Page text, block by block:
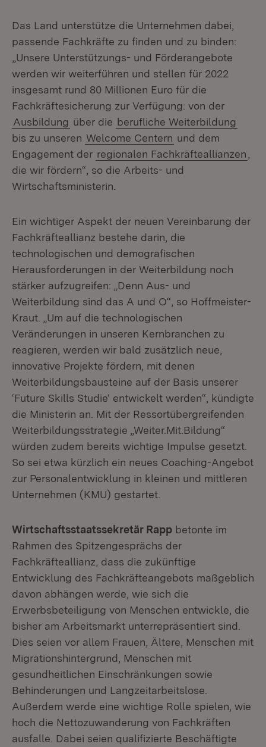
Das Land unterstütze die Unternehmen dabei,
passende Fachkräfte zu finden und zu binden:
„Unsere Unterstützungs- und Förderangebote
werden wir weiterführen und stellen für 2022
insgesamt rund 80 Millionen Euro für die
Fachkräftesicherung zur Verfügung: von der
Ausbildung über die berufliche Weiterbildung
bis zu unseren Welcome Centern und dem
Engagement der regionalen Fachkräfteallianzen
die wir fördern“, so die Arbeits- und
Wirtschaftsministerin.
Ein wichtiger Aspekt der neuen Vereinbarung der
Fachkräfteallianz bestehe darin, die
technologischen und demografischen
Herausforderungen in der Weiterbildung noch
stärker aufzugreifen: „Denn Aus- und
Weiterbildung sind das A und O“, so Hoffmeister-
Kraut. „Um auf die technologischen
Veränderungen in unseren Kernbranchen zu
reagieren, werden wir bald zusätzlich neue,
innovative Projekte fördern, mit denen
Weiterbildungsbausteine auf der Basis unserer
‘Future Skills Studie‘ entwickelt werden“, kündigte
die Ministerin an. Mit der Ressortübergreifenden
Weiterbildungsstrategie „Weiter.Mit.Bildung“
würden zudem bereits wichtige Impulse gesetzt.
So sei etwa kürzlich ein neues Coaching-Angebot
zur Personalentwicklung in kleinen und mittleren
Unternehmen (KMU) gestartet.
Wirtschaftsstaatssekretär Rapp betonte im
Rahmen des Spitzengesprächs der
Fachkräfteallianz, dass die zukünftige
Entwicklung des Fachkräfteangebots maßgeblich
davon abhängen werde, wie sich die
Erwerbsbeteiligung von Menschen entwickle, die
bisher am Arbeitsmarkt unterrepräsentiert sind.
Dies seien vor allem Frauen, Ältere, Menschen mit
Migrationshintergrund, Menschen mit
gesundheitlichen Einschränkungen sowie
Behinderungen und Langzeitarbeitslose.
Außerdem werde eine wichtige Rolle spielen, wie
hoch die Nettozuwanderung von Fachkräften
ausfalle. Dabei seien qualifizierte Beschäftigte